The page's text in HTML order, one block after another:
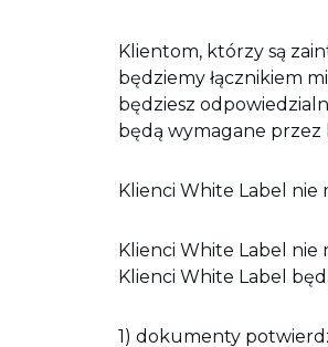
Klientom, którzy są
będziemy łącznikiem
będziesz
będą wymagane przez
Klienci White Label nie
Klienci White Label nie
Klienci White Label
1) dokumenty